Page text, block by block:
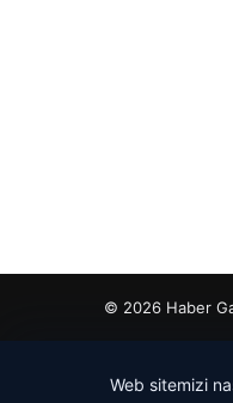
© 2026 Haber
Web sitemizi